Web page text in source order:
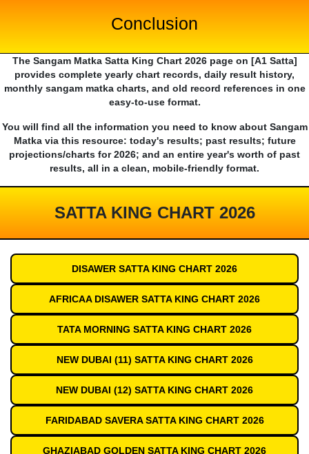
Conclusion
The Sangam Matka Satta King Chart 2026 page on [A1 Satta]
provides complete yearly chart records, daily result history,
monthly sangam matka charts, and old record references in one
easy-to-use format.
You will find all the information you need to know about Sangam
Matka via this resource: today's results; past results; future
projections/charts for 2026; and an entire year's worth of past
results, all in a clean, mobile-friendly format.
SATTA KING CHART 2026
DISAWER SATTA KING CHART 2026
AFRICAA DISAWER SATTA KING CHART 2026
TATA MORNING SATTA KING CHART 2026
NEW DUBAI (11) SATTA KING CHART 2026
NEW DUBAI (12) SATTA KING CHART 2026
FARIDABAD SAVERA SATTA KING CHART 2026
GHAZIABAD GOLDEN SATTA KING CHART 2026